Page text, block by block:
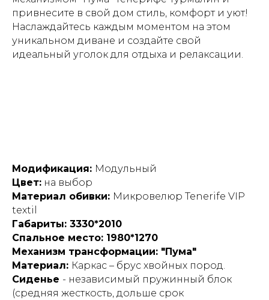
привнесите в свой дом стиль, комфорт и уют!
Наслаждайтесь каждым моментом на этом
уникальном диване и создайте свой
идеальный уголок для отдыха и релаксации.
Модификация: Модульный
Цвет: на выбор
Материал обивки: Микровелюр Tenerife VIP
textil
Габариты: 3330*2010
Спальное место: 1980*1270
Механизм трансформации: "Пума"
Материал: Каркас – брус хвойных пород.
Сиденье - независимый пружинный блок
(средняя жесткость, дольше срок